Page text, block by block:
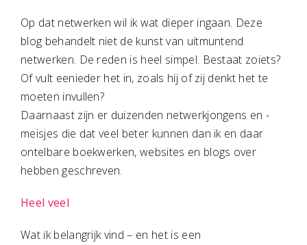
Op dat netwerken wil ik wat dieper ingaan. Deze
blog behandelt niet de kunst van uitmuntend
netwerken. De reden is heel simpel. Bestaat zoiets?
Of vult eenieder het in, zoals hij of zij denkt het te
moeten invullen?
Daarnaast zijn er duizenden netwerkjongens en -
meisjes die dat veel beter kunnen dan ik en daar
ontelbare boekwerken, websites en blogs over
hebben geschreven.
Heel veel
Wat ik belangrijk vind – en het is een